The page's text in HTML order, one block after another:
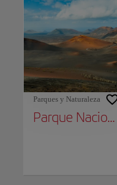
Parques y Naturaleza
Parque Nacional de Timanfaya